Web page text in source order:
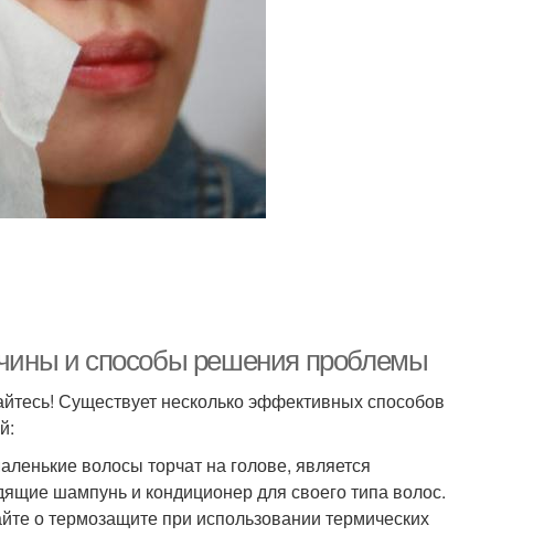
и способы решения проблемы
Существует несколько эффективных способов
волосы торчат на голове, является
шампунь и кондиционер для своего типа волос.
о термозащите при использовании термических